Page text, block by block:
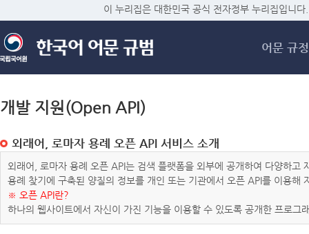
메
이 누리집은 대한민국 공식 전자정부 누리집입니다.
어문 규정
개발 지원(Open API)
외래어, 로마자 용례 오픈 API 서비스 소개
외래어, 로마자 용례 오픈 API는 검색 플랫폼을 외부에 공개하여 다양하
용례 찾기에 구축된 양질의 정보를 개인 또는 기관에서 오픈 API를 이용해
※ 오픈 API란?
하나의 웹사이트에서 자신이 가진 기능을 이용할 수 있도록 공개한 프로그